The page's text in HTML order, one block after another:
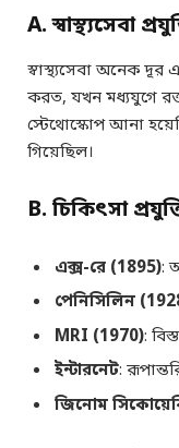
A. স্বাস্থ্যসেবা
স্বাস্থ্যসেবা অনেক দূর
করত, যখন মধ্যযুগে
স্টেথোস্কোপ আনা
গিয়েছিল।
B. চিকিৎসা
এক্স-রে (1895):
পেনিসিলিন
MRI (1970):
ইন্টারনেট:
জিনোম